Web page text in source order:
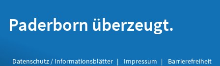
Paderborn überzeugt.
Datenschutz / Informationsblätter Impressum
Barrierefreiheit